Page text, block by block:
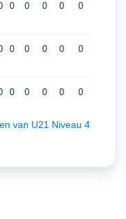
0 0 0 0 0
0 0 0 0 0
0 0 0 0 0
van U21 Niveau 4